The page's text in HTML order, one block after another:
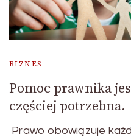
BIZNES
Pomoc prawnika
częściej potrzebna.
Prawo obowiązuje